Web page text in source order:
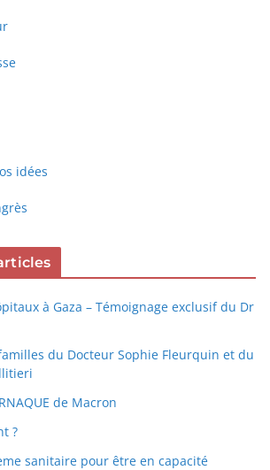
idées
à Gaza – Témoignage exclusif du Dr
du Docteur Sophie Fleurquin et du
de Macron
?
sanitaire pour être en capacité